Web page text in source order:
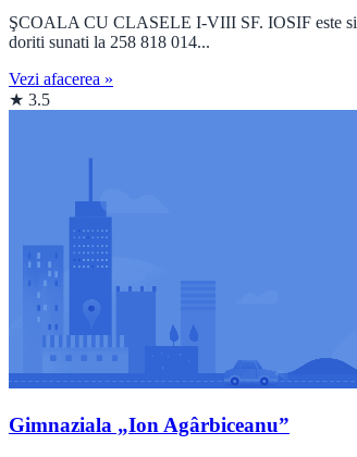
ŞCOALA CU CLASELE I-VIII SF. IOSIF este
doriti sunati la 258 818 014...
Vezi afacerea »
★ 3.5
Gimnaziala „Ion Agârbiceanu”